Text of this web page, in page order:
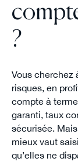
?
Vous cherchez
risques, en
compte à
garanti, taux
sécurisée.
mieux vaut
qu’elles ne